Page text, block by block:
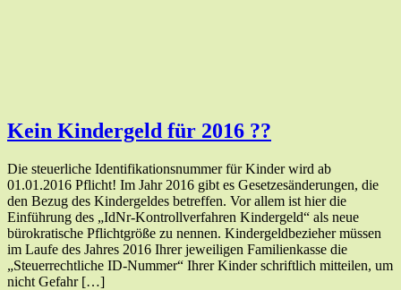
Kein Kindergeld für 2016 ??
Die steuerliche Identifikationsnummer für Kinder wird ab
01.01.2016 Pflicht! Im Jahr 2016 gibt es Gesetzesänderungen, die
den Bezug des Kindergeldes betreffen. Vor allem ist hier die
Einführung des „IdNr-Kontrollverfahren Kindergeld“ als neue
bürokratische Pflichtgröße zu nennen. Kindergeldbezieher müssen
im Laufe des Jahres 2016 Ihrer jeweiligen Familienkasse die
„Steuerrechtliche ID-Nummer“ Ihrer Kinder schriftlich mitteilen, um
nicht Gefahr […]